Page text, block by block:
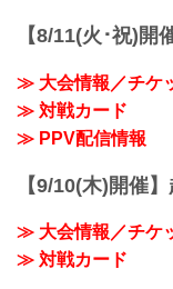
【8/11(火･祝)
≫ 大会情報／チケ
≫ 対戦カード
≫ PPV配信情報
【9/10(木)開催
≫ 大会情報／チケ
≫ 対戦カード